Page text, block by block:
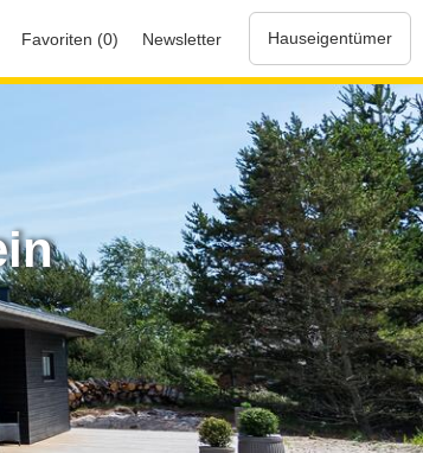
Favoriten (0) Newsletter Hauseigentümer